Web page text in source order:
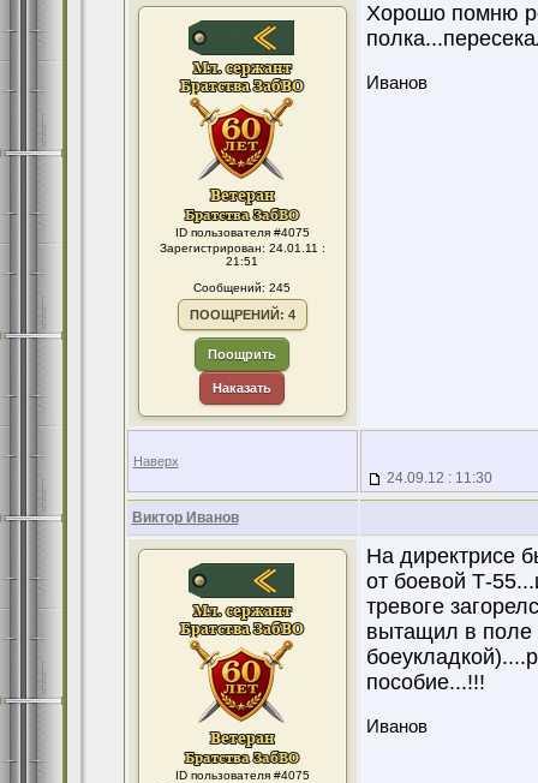
ID пользователя #4075
Зарегистрирован: 24.01.11 :
21:51
Сообщений: 245
ПООЩРЕНИЙ: 4
Поощрить
Наказать
Хорошо помню
Иванов
Наверх
24.09.12 : 11:30
Виктор Иванов
ID пользователя #4075
На директрисе
от боевой Т-
тревоге
вытащил в поле
пособие...!!!
Иванов